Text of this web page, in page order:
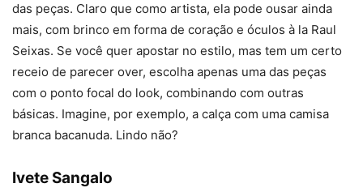
das peças. Claro que como artista, ela pode ousar ainda
mais, com brinco em forma de coração e óculos à la Raul
Seixas. Se você quer apostar no estilo, mas tem um certo
receio de parecer over, escolha apenas uma das peças
com o ponto focal do look, combinando com outras
básicas. Imagine, por exemplo, a calça com uma camisa
branca bacanuda. Lindo não?
Ivete Sangalo